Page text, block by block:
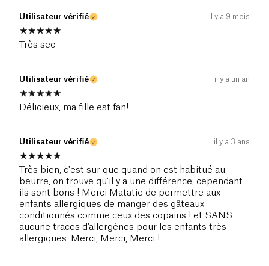
Utilisateur vérifié il y a 9 mois
Très sec
Utilisateur vérifié il y a un an
Délicieux, ma fille est fan!
Utilisateur vérifié il y a 3 ans
Très bien, c'est sur que quand on est habitué au
beurre, on trouve qu'il y a une différence, cependant
ils sont bons ! Merci Matatie de permettre aux
enfants allergiques de manger des gâteaux
conditionnés comme ceux des copains ! et SANS
aucune traces d'allergènes pour les enfants très
allergiques. Merci, Merci, Merci !